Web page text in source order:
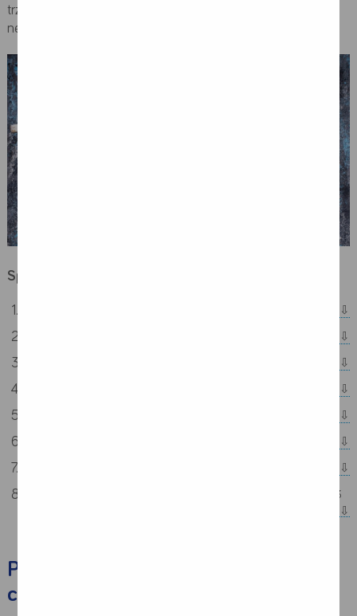
trzewnego. Rzadziej przyczyną są śródmiąższowe choroby
nerek, kamica czy wierotolbierowate zwyrodnienie nerek.
Spis treści:
Dieta w przewlekłej chorobie nerek – praktyczne wskazówki w 3
Przewlekła niewydolność nerek -
czym jest?